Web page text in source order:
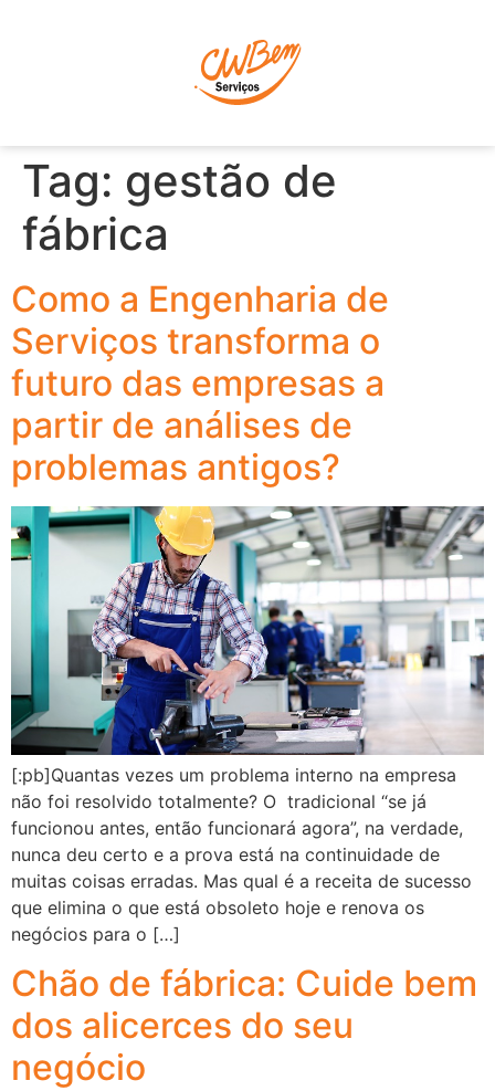
Tag: gestão de
fábrica
Como a Engenharia de
Serviços transforma o
futuro das empresas a
partir de análises de
problemas antigos?
[:pb]Quantas vezes um problema interno na empresa
não foi resolvido totalmente? O tradicional “se já
funcionou antes, então funcionará agora”, na verdade,
nunca deu certo e a prova está na continuidade de
muitas coisas erradas. Mas qual é a receita de sucesso
que elimina o que está obsoleto hoje e renova os
negócios para o […]
Chão de fábrica: Cuide bem
dos alicerces do seu
negócio